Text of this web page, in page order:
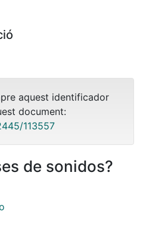
aquest identificador
document:
113557
de sonidos?